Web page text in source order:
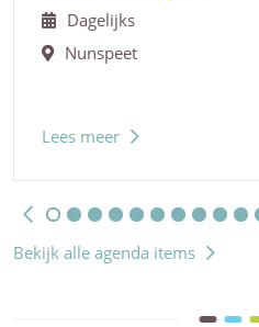
Dagelijks
Nunspeet
Lees meer
Bekijk alle agenda items